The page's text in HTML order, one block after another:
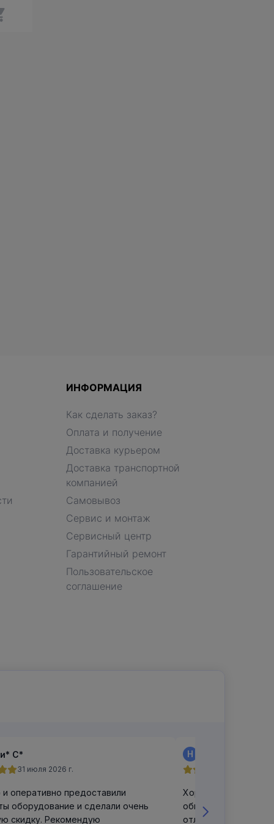
ИНФОРМАЦИЯ
Как сделать заказ?
Оплата и получение
Доставка курьером
Доставка транспортной
компанией
Самовывоз
Сервис и монтаж
Сервисный центр
Гарантийный ремонт
Пользовательское
соглашение